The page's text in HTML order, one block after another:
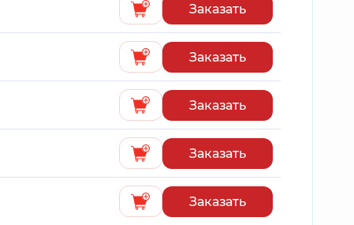
Заказать
Заказать
Заказать
Заказать
Заказать